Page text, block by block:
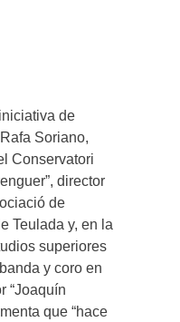
de
Soriano,
Conservatori
director
de
Teulada y, en la
superiores
y coro en
“Joaquín
que “hace